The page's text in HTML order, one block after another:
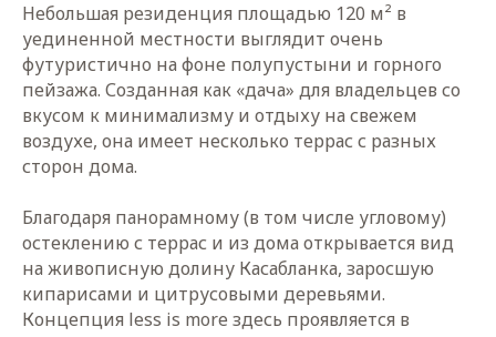
Небольшая резиденция площадью 120 м² в
уединенной местности выглядит очень
футуристично на фоне полупустыни и горного
пейзажа. Созданная как «дача» для владельцев со
вкусом к минимализму и отдыху на свежем
воздухе, она имеет несколько террас с разных
сторон дома.
Благодаря панорамному (в том числе угловому)
остеклению с террас и из дома открывается вид
на живописную долину Касабланка, заросшую
кипарисами и цитрусовыми деревьями.
Концепция less is more здесь проявляется в